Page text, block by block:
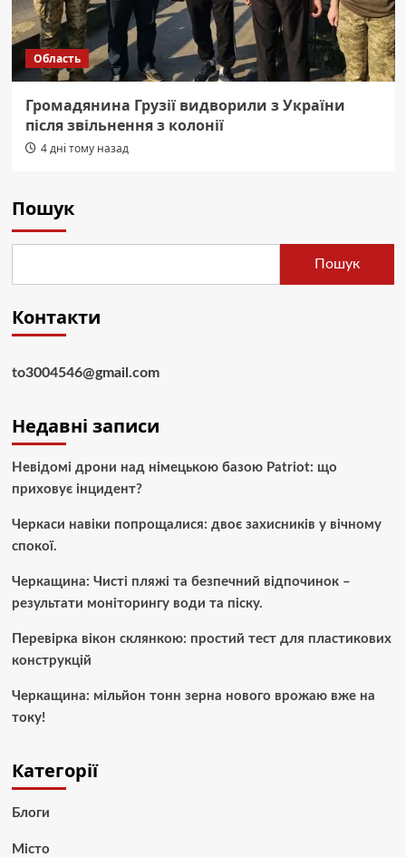
Область
Громадянина Грузії видворили з України
після звільнення з колонії
4 дні тому назад
Пошук
Пошук
Контакти
to3004546@gmail.com
Недавні записи
Невідомі дрони над німецькою базою Patriot: що
приховує інцидент?
Черкаси навіки попрощалися: двоє захисників у вічному
спокої.
Черкащина: Чисті пляжі та безпечний відпочинок –
результати моніторингу води та піску.
Перевірка вікон склянкою: простий тест для пластикових
конструкцій
Черкащина: мільйон тонн зерна нового врожаю вже на
току!
Категорії
Блоги
Місто